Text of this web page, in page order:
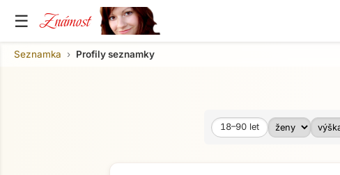
☰ Známost
Seznamka Profily seznamky
Věk od
Věk do
18–90 let